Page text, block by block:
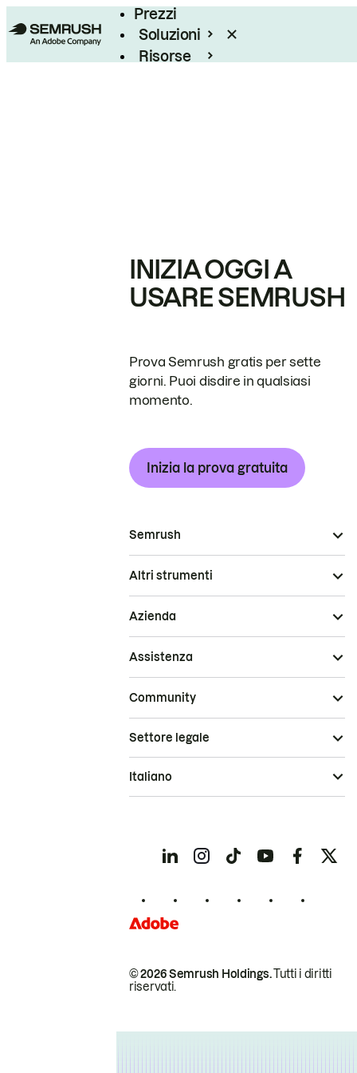
Prezzi
Soluzioni
Risorse
INIZIA OGGI A
USARE SEMRUSH
Prova Semrush gratis per sette
giorni. Puoi disdire in qualsiasi
momento.
Inizia la prova gratuita
Semrush
Altri strumenti
Azienda
Assistenza
Community
© 2026 Semrush Holdings.Tutti i diritti
riservati.
Settore legale
Italiano